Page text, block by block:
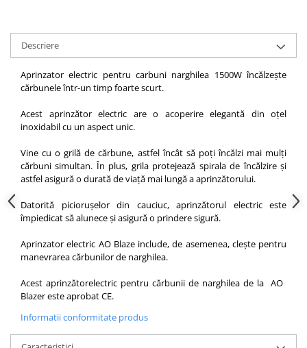
Descriere
Aprinzator electric pentru carbuni narghilea 1500W încălzește
cărbunele într-un timp foarte scurt.
Acest aprinzător electric are o acoperire elegantă din oțel
inoxidabil cu un aspect unic.
Vine cu o grilă de cărbune, astfel încât să poți încălzi mai mulți
cărbuni simultan. În plus, grila protejează spirala de încălzire și
astfel asigură o durată de viață mai lungă a aprinzătorului.
Datorită piciorușelor din cauciuc, aprinzătorul electric este
împiedicat să alunece și asigură o prindere sigură.
Aprinzator electric AO Blaze include, de asemenea, clește pentru
manevrarea cărbunilor de narghilea.
Acest aprinzătorelectric pentru cărbunii de narghilea de la AO ​​
Blazer este aprobat CE.
Informatii conformitate produs